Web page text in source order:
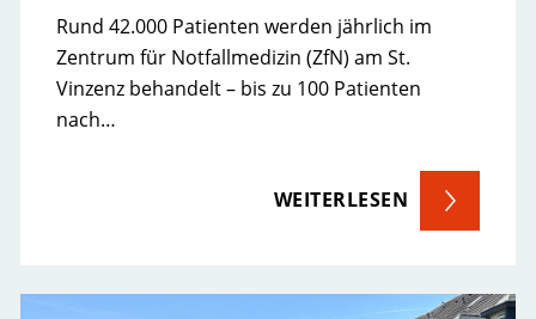
Rund 42.000 Patienten werden jährlich im
Zentrum für Notfallmedizin (ZfN) am St.
Vinzenz behandelt – bis zu 100 Patienten
nach…
WEITERLESEN